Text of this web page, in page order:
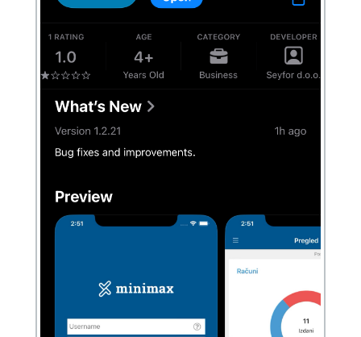
Povezivanje sa POS
Povezivanje Webshop